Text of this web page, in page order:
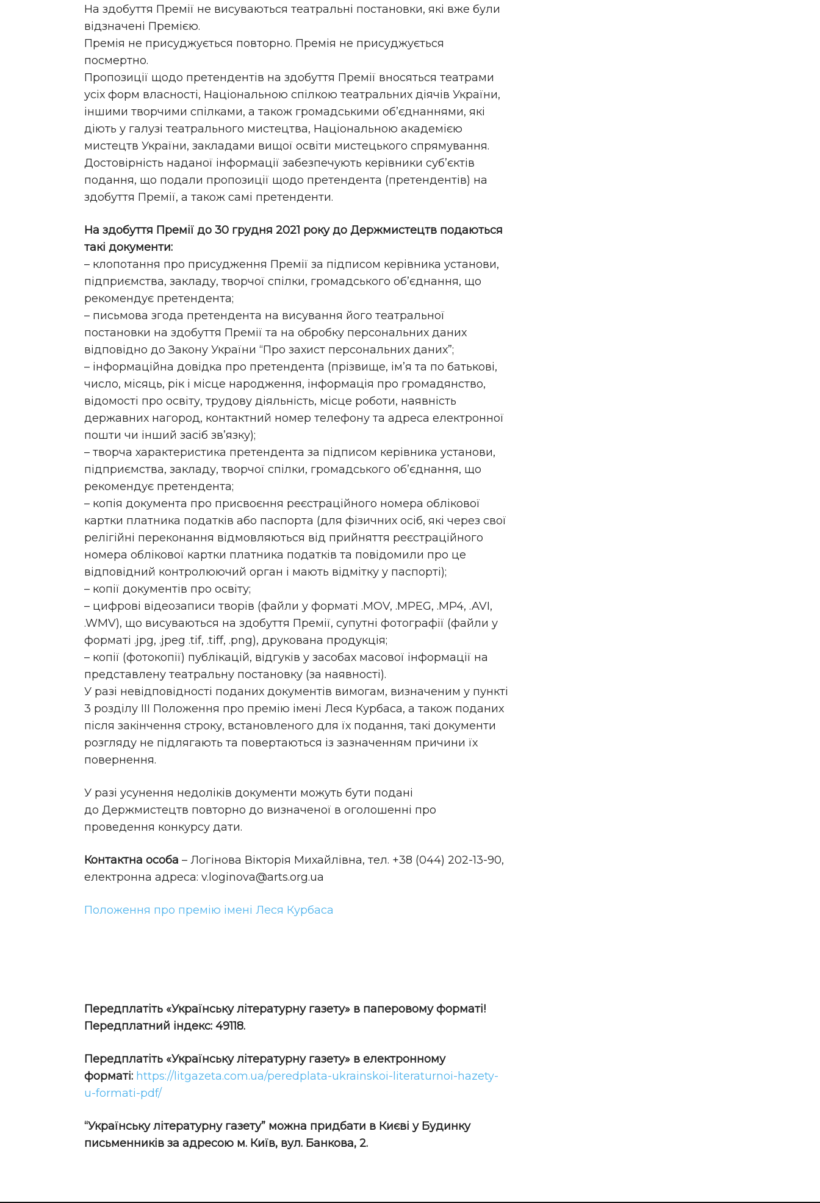
На здобуття Премії не висуваються театральні постановки, які вже були
відзначені Премією.
Премія не присуджується повторно. Премія не присуджується
посмертно.
Пропозиції щодо претендентів на здобуття Премії вносяться театрами
усіх форм власності, Національною спілкою театральних діячів України,
іншими творчими спілками, а також громадськими об’єднаннями, які
діють у галузі театрального мистецтва, Національною академією
мистецтв України, закладами вищої освіти мистецького спрямування.
Достовірність наданої інформації забезпечують керівники суб’єктів
подання, що подали пропозиції щодо претендента (претендентів) на
здобуття Премії, а також самі претенденти.
На здобуття Премії до 30 грудня 2021 року до Держмистецтв подаються
такі документи:
– клопотання про присудження Премії за підписом керівника установи,
підприємства, закладу, творчої спілки, громадського об’єднання, що
рекомендує претендента;
– письмова згода претендента на висування його театральної
постановки на здобуття Премії та на обробку персональних даних
відповідно до Закону України “Про захист персональних даних”;
– інформаційна довідка про претендента (прізвище, ім’я та по батькові,
число, місяць, рік і місце народження, інформація про громадянство,
відомості про освіту, трудову діяльність, місце роботи, наявність
державних нагород, контактний номер телефону та адреса електронної
пошти чи інший засіб зв’язку);
– творча характеристика претендента за підписом керівника установи,
підприємства, закладу, творчої спілки, громадського об’єднання, що
рекомендує претендента;
– копія документа про присвоєння реєстраційного номера облікової
картки платника податків або паспорта (для фізичних осіб, які через свої
релігійні переконання відмовляються від прийняття реєстраційного
номера облікової картки платника податків та повідомили про це
відповідний контролюючий орган і мають відмітку у паспорті);
– копії документів про освіту;
– цифрові відеозаписи творів (файли у форматі .MOV, .MPEG, .MP4, .AVI,
.WMV), що висуваються на здобуття Премії, супутні фотографії (файли у
форматі .jpg, .jpeg .tif, .tiff, .png), друкована продукція;
– копії (фотокопії) публікацій, відгуків у засобах масової інформації на
представлену театральну постановку (за наявності).
У разі невідповідності поданих документів вимогам, визначеним у пункті
3 розділу ІІІ Положення про премію імені Леся Курбаса, а також поданих
після закінчення строку, встановленого для їх подання, такі документи
розгляду не підлягають та повертаються із зазначенням причини їх
повернення.
У разі усунення недоліків документи можуть бути подані
до Держмистецтв повторно до визначеної в оголошенні про
проведення конкурсу дати.
Контактна особа – Логінова Вікторія Михайлівна, тел. +38 (044) 202-13-90,
електронна адреса: v.loginova@arts.org.ua
Положення про премію імені Леся Курбаса
Передплатіть «Українську літературну газету» в паперовому форматі!
Передплатний індекс: 49118.
Передплатіть «Українську літературну газету» в електронному
форматі: https://litgazeta.com.ua/peredplata-ukrainskoi-literaturnoi-hazety-
u-formati-pdf/
“Українську літературну газету” можна придбати в Києві у Будинку
письменників за адресою м. Київ, вул. Банкова, 2.